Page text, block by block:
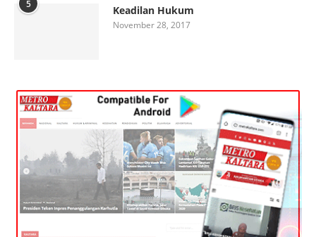
5 Keadilan Hukum
November 28, 2017